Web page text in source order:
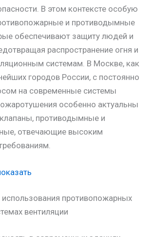
В этом контексте особую
и противодымные
обеспечивают защиту людей и
распространение огня и
системам. В Москве, как
городов России, с постоянно
на современные системы
особенно актуальны
противодымные и
отвечающие высоким
противопожарных
вентиляции